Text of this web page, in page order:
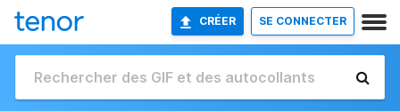
CRÉER SE CONNECTER